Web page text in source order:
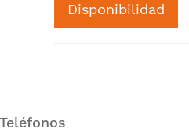
Disponibilidad
Teléfonos